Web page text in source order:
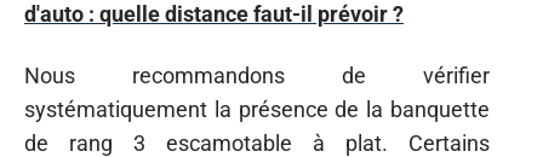
d'auto : quelle distance faut-il prévoir ?
Nous recommandons de vérifier
systématiquement la présence de la banquette
de rang 3 escamotable à plat. Certains